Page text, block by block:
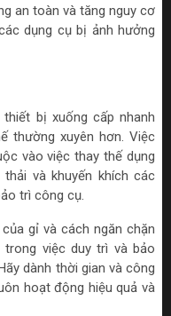
an toàn và tăng nguy cơ
dụng cụ bị ảnh hưởng
bị xuống cấp nhanh
thường xuyên hơn. Việc
vào việc thay thế dụng
và khuyến khích các
trì công cụ.
gỉ và cách ngăn chặn
việc duy trì và bảo
dành thời gian và công
hoạt động hiệu quả và